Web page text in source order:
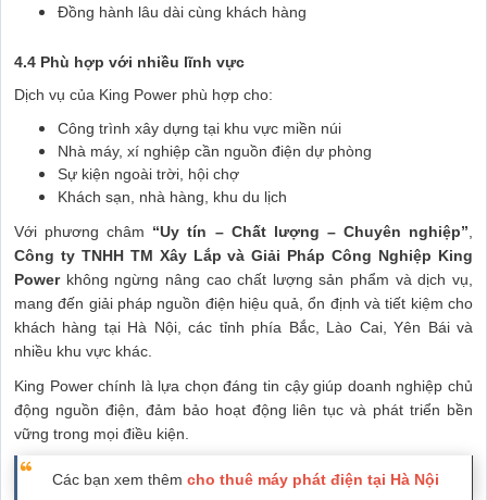
Đồng hành lâu dài cùng khách hàng
4.4 Phù hợp với nhiều lĩnh vực
Dịch vụ của King Power phù hợp cho:
Công trình xây dựng tại khu vực miền núi
Nhà máy, xí nghiệp cần nguồn điện dự phòng
Sự kiện ngoài trời, hội chợ
Khách sạn, nhà hàng, khu du lịch
Với phương châm “Uy tín – Chất lượng – Chuyên nghiệp”,
Công ty TNHH TM Xây Lắp và Giải Pháp Công Nghiệp King
Powerkhông ngừng nâng cao chất lượng sản phẩm và dịch vụ,
mang đến giải pháp nguồn điện hiệu quả, ổn định và tiết kiệm cho
khách hàng tại Hà Nội, các tỉnh phía Bắc, Lào Cai, Yên Bái và
nhiều khu vực khác.
King Power chính là lựa chọn đáng tin cậy giúp doanh nghiệp chủ
động nguồn điện, đảm bảo hoạt động liên tục và phát triển bền
vững trong mọi điều kiện.
Các bạn xem thêm cho thuê máy phát điện tại Hà Nội